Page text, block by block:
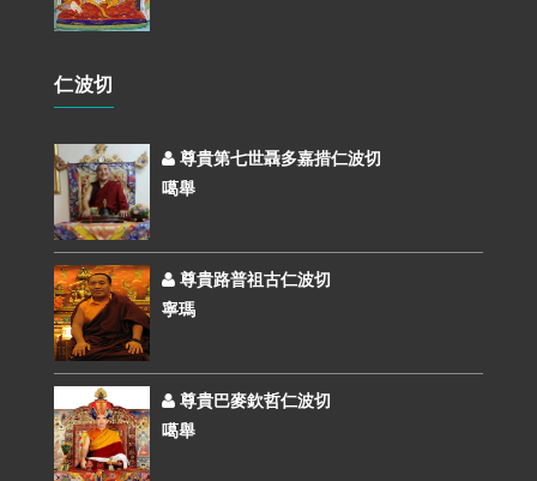
仁波切
尊貴第七世聶多嘉措仁波切
噶舉
尊貴路普祖古仁波切
寧瑪
尊貴巴麥欽哲仁波切
噶舉